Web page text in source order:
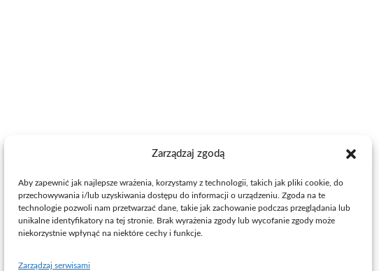
Zarządzaj zgodą
Aby zapewnić jak najlepsze wrażenia, korzystamy z technologii, takich jak pliki cookie, do
przechowywania i/lub uzyskiwania dostępu do informacji o urządzeniu. Zgoda na te
technologie pozwoli nam przetwarzać dane, takie jak zachowanie podczas przeglądania lub
unikalne identyfikatory na tej stronie. Brak wyrażenia zgody lub wycofanie zgody może
niekorzystnie wpłynąć na niektóre cechy i funkcje.
Zarządzaj serwisami